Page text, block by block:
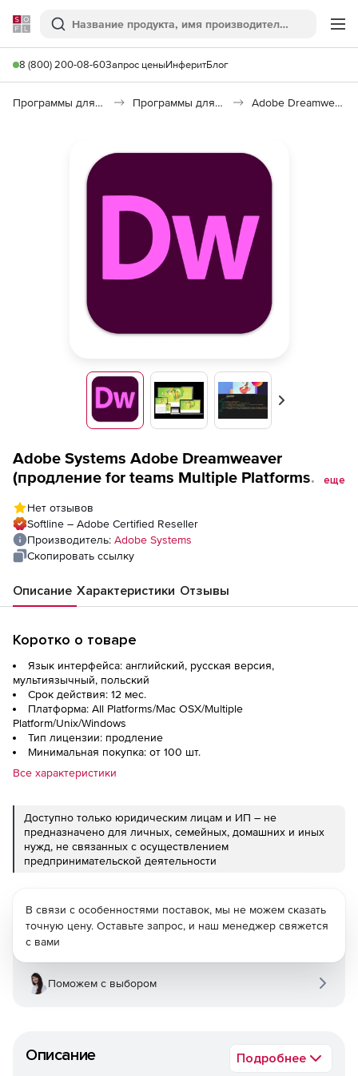
Softline
Поиск
8 (800) 200-08-60Запрос ценыИнферитБлог
Программы для программирования Программы для разработки ПО Adobe Dreamweaver
Вперед
Adobe Systems Adobe Dreamweaver
(продление for teams Multiple Platforms
еще
Нет отзывов
Softline – Adobe Certified Reseller
Производитель: Adobe Systems
Скопировать ссылку
Описание Характеристики Отзывы
Коротко о товаре
Язык интерфейса: английский, русская версия,
мультиязычный, польский
Срок действия: 12 мес.
Платформа: All Platforms/Mac OSX/Multiple
Platform/Unix/Windows
Тип лицензии: продление
Минимальная покупка: от 100 шт.
Все характеристики
Доступно только юридическим лицам и ИП – не
предназначено для личных, семейных, домашних и иных
нужд, не связанных с осуществлением
предпринимательской деятельности
Описание Подробнее
В связи с особенностями поставок, мы не можем сказать
точную цену. Оставьте запрос, и наш менеджер свяжется
с вами
Поможем с выбором